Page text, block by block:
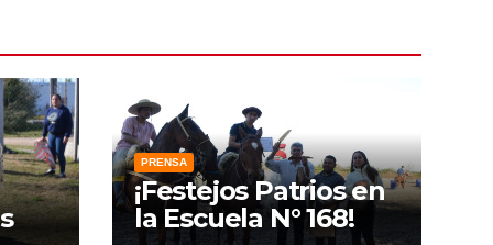
PRENSA
¡Festejos Patrios en
la Escuela N° 168!